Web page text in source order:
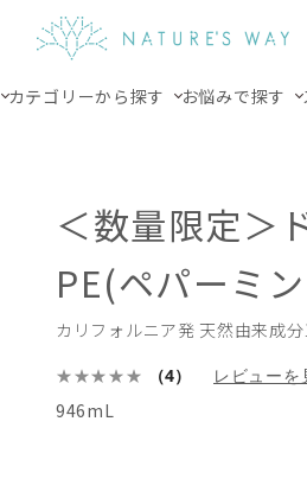
カテゴリーから探す お悩みで探す
＜数量限定＞
PE(ペパーミ
カリフォルニア発 天然由来成
（4） レビューを
946mL